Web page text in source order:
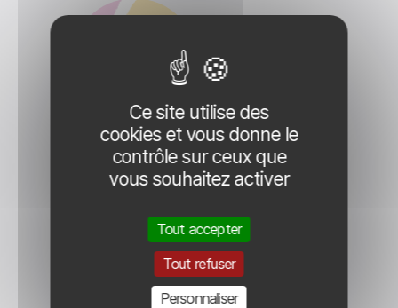
Comment voter ?
Ce site utilise des
cookies et vous donne le
contrôle sur ceux que
vous souhaitez activer
Tout accepter
Tout refuser
Personnaliser